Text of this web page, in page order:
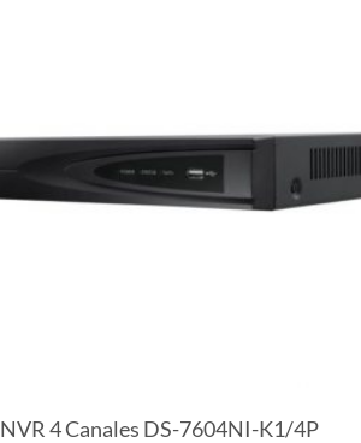
NVR 4 Canales DS-7604NI-K1/4P